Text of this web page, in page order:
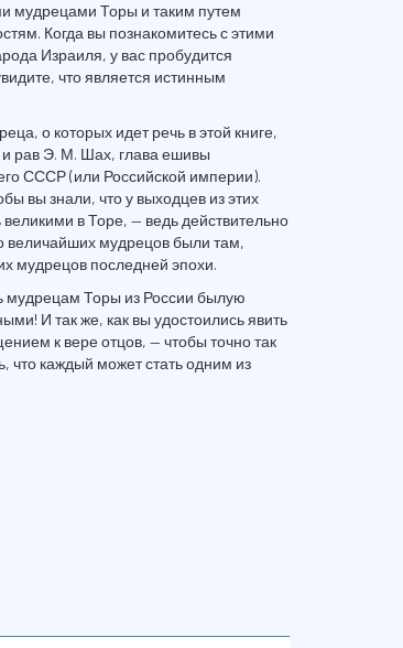
мудрецами Торы и таким путем
Когда вы познакомитесь с этими
Израиля, у вас пробудится
что является истинным
о которых идет речь в этой книге,
рав Э. М. Шах, глава ешивы
СССР (или Российской империи).
вы знали, что у выходцев из этих
в Торе, — ведь действительно
величайших мудрецов были там,
мудрецов последней эпохи.
мудрецам Торы из России былую
И так же, как вы удостоились явить
к вере отцов, — чтобы точно так
что каждый может стать одним из